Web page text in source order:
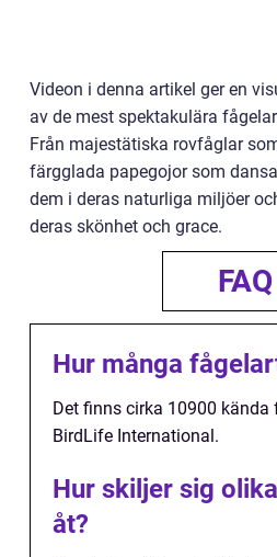
Videon i denna artikel ger en
av de mest spektakulära
Från majestätiska rovfåglar
färgglada papegojor som
dem i deras naturliga miljöer
deras skönhet och grace.
FAQ
Hur många
Det finns cirka 10900 kända
BirdLife International.
Hur skiljer sig
åt?